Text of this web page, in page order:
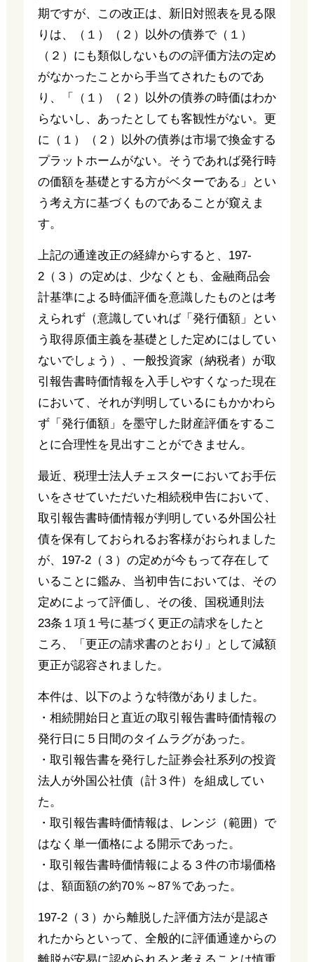
期ですが、この改正は、新旧対照表を見る限
りは、（１）（２）以外の債券で（１）
（２）にも類似しないものの評価方法の定め
がなかったことから手当てされたものであ
り、「（１）（２）以外の債券の時価はわか
らないし、あったとしても客観性がない。更
に（１）（２）以外の債券は市場で換金する
プラットホームがない。そうであれば発行時
の価額を基礎とする方がベターである」とい
う考え方に基づくものであることが窺えま
す。
上記の通達改正の経緯からすると、197-
2（３）の定めは、少なくとも、金融商品会
計基準による時価評価を意識したものとは考
えられず（意識していれば「発行価額」とい
う取得原価主義を基礎とした定めにはしてい
ないでしょう）、一般投資家（納税者）が取
引報告書時価情報を入手しやすくなった現在
において、それが判明しているにもかかわら
ず「発行価額」を墨守した財産評価をするこ
とに合理性を見出すことができません。
最近、税理士法人チェスターにおいてお手伝
いをさせていただいた相続税申告において、
取引報告書時価情報が判明している外国公社
債を保有しておられるお客様がおられました
が、197-2（３）の定めが今もって存在して
いることに鑑み、当初申告においては、その
定めによって評価し、その後、国税通則法
23条１項１号に基づく更正の請求をしたと
ころ、「更正の請求書のとおり」として減額
更正が認容されました。
本件は、以下のような特徴がありました。
・相続開始日と直近の取引報告書時価情報の
発行日に５日間のタイムラグがあった。
・取引報告書を発行した証券会社系列の投資
法人が外国公社債（計３件）を組成してい
た。
・取引報告書時価情報は、レンジ（範囲）で
はなく単一価格による開示であった。
・取引報告書時価情報による３件の市場価格
は、額面額の約70％～87％であった。
197-2（３）から離脱した評価方法が是認さ
れたからといって、全般的に評価通達からの